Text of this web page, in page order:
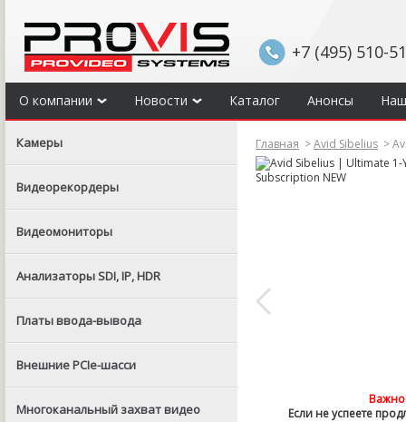
+7 (495) 510-
О компании Новости Каталог Анонсы
Камеры
Видеорекордеры
Видеомониторы
Анализаторы SDI, IP, HDR
Платы ввода-вывода
Внешние PCIe-шасси
Многоканальный захват видео
Главная >Avid Sibelius >
Если не успеете